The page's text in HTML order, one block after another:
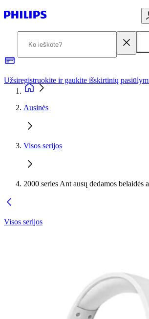
Užsiregistruokite ir gaukite išskirtinių
Ausinės
Visos serijos
2000 series Ant ausų dedamos belaidės
Visos serijos